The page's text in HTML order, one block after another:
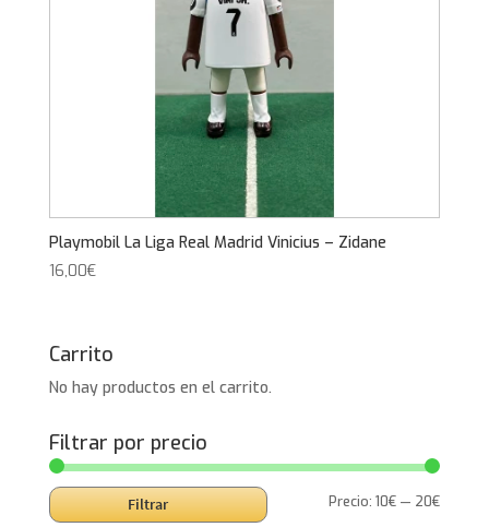
Playmobil La Liga Real Madrid Vinicius – Zidane
16,00€
Carrito
No hay productos en el carrito.
Filtrar por precio
Precio
Precio
Filtrar Precio:10€ — 20€